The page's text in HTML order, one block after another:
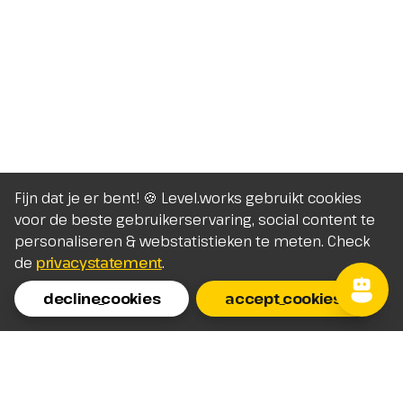
Fijn dat je er bent! 🍪 Level.works gebruikt cookies
voor de beste gebruikerservaring, social content te
personaliseren & webstatistieken te meten. Check
de privacystatement.
decline_cookies
accept_cookies